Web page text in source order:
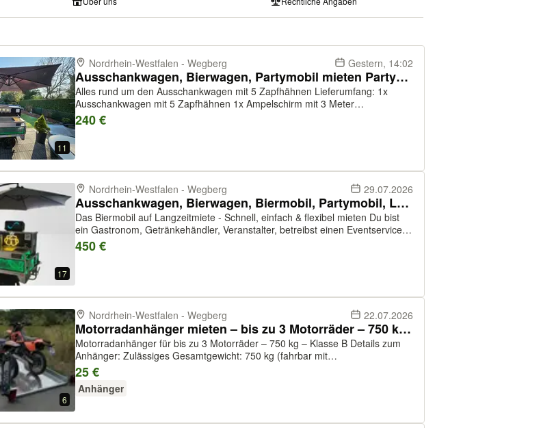
11
Nordrhein-Westfalen - Wegberg Gestern, 14:02
Ausschankwagen, Bierwagen, Partymobil mieten Partydreirad
Alles rund um den Ausschankwagen mit 5 Zapfhähnen Lieferumfang: 1x
Ausschankwagen mit 5 Zapfhähnen 1x Ampelschirm mit 3 Meter
Durchmesser 1x Kompressor zum Bierzapfen (Co2 Flasche ist nicht
erforderlich) Bierfasskühler für 1 mal 50 Liter Bierfas...
240 €
17
Nordrhein-Westfalen - Wegberg 29.07.2026
Ausschankwagen, Bierwagen, Biermobil, Partymobil, Langzeitmieten
Das Biermobil auf Langzeitmiete - Schnell, einfach & flexibel mieten Du bist
ein Gastronom, Getränkehändler, Veranstalter, betreibst einen Eventservice
oder möchtest das Biermobil selbst zum Vermieten anbieten? Dann bist du
450 €
6
Nordrhein-Westfalen - Wegberg 22.07.2026
Motorradanhänger mieten – bis zu 3 Motorräder – 750 kg – Klasse B
Motorradanhänger für bis zu 3 Motorräder – 750 kg – Klasse B Details zum
Anhänger: Zulässiges Gesamtgewicht: 750 kg (fahrbar mit
Führerscheinklasse B) Nutzlast: 500 kg Geschwindigkeit: 80 km Für bis zu 3
Motorräder geeignet Motorradständer verst...
25 €
Anhänger